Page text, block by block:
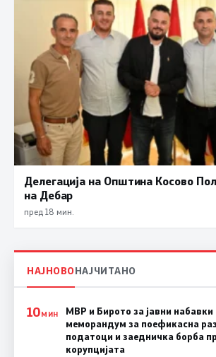
Делегација на Општина Косово
на Дебар
пред 18 мин.
НАЈНОВОНАЈЧИТАНО
10МИН
МВР и Бирото за јавни
меморандум за поефикасна
податоци и заедничка борба
корупцијата